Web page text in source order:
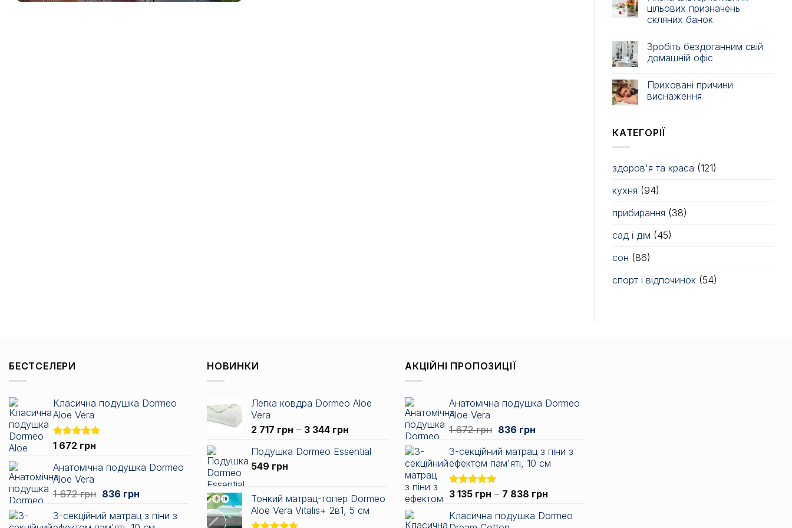
цільових призначень
скляних банок
Зробіть бездоганним свій
домашній офіс
Приховані причини
виснаження
КАТЕГОРІЇ
здоров'я та краса (121)
кухня (94)
прибирання (38)
сад і дім (45)
сон (86)
спорт і відпочинок (54)
БЕСТСЕЛЕРИ
Класична подушка Dormeo
Aloe Vera
Оцінено в
з 5
1 672 грн
Анатомічна подушка Dormeo
Aloe Vera
1 672грн Оригінальна
1
836 грнПоточна
836 грн.
3-секційний матрац з піни з
НОВИНКИ
Легка ковдра Dormeo Aloe
Vera
2 717 грн – 3 344 грн
від
3
344 грн
Подушка Dormeo Essential
549 грн
Тонкий матрац-топер Dormeo
Aloe Vera Vitalis+ 2в1, 5 см
АКЦІЙНІ ПРОПОЗИЦІЇ
Анатомічна подушка Dormeo
Aloe Vera
1 672грн Оригінальна
1
672 грн.
836 грнПоточна
836 грн.
3-секційний матрац з піни з
ефектом пам'яті, 10 см
Оцінено в
з 5
3 135 грн – 7 838 грн
від
Класична подушка Dormeo